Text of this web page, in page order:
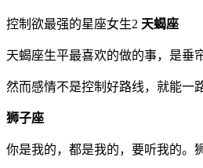
控制欲最强的星座女生2 天蝎座
天蝎座生平最喜欢的做的事，是垂
然而感情不是控制好路线，就能一
狮子座
你是我的，都是我的，要听我的。